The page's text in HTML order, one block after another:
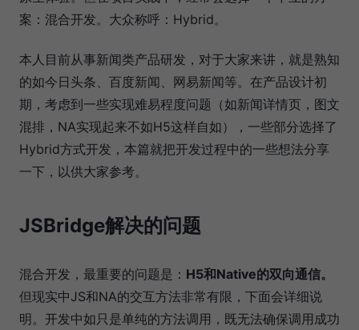
案：混合开发。大众称呼：Hybrid。
本人目前从事新闻类产品研发，对于大家来讲，就是熟知
的如今日头条、百度新闻、网易新闻等。在产品设计初
期，考虑到一些实现难易程度问题（如新闻详情页，图文
混排，NA实现起来不如H5这样自如），一些部分选择了
Hybrid方式开发，本篇就把开发过程中的一些想法分享
一下，以供大家参考。
JSBridge解决的问题
混合开发，最重要的问题是： H5和Native的双向通信。
但现实中JS和NA的交互方法非常有限，下面会详细说
明。开发中如只是单纯的方法调用，既无法确保调用成功